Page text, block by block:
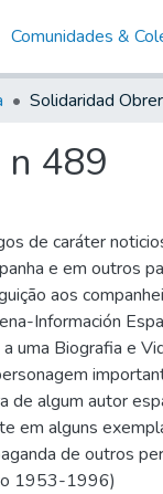
Comunidades &
489
de caráter
e em outros
aos
Información
a uma Biografia e
de algum autor
em alguns
de outros
1953-1996)